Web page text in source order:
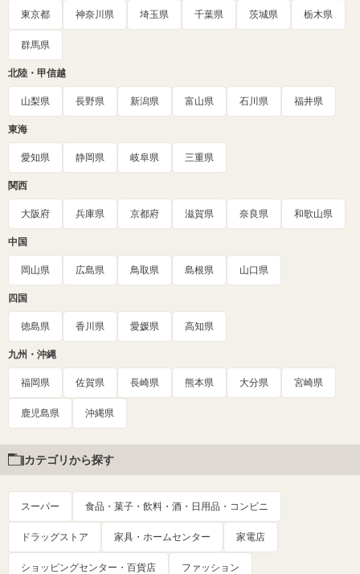
東京都 神奈川県 埼玉県 千葉県 茨城県 栃木県
群馬県
北陸・甲信越
山梨県 長野県 新潟県 富山県 石川県 福井県
東海
愛知県 静岡県 岐阜県 三重県
関西
大阪府 兵庫県 京都府 滋賀県 奈良県 和歌山県
中国
岡山県 広島県 鳥取県 島根県 山口県
四国
徳島県 香川県 愛媛県 高知県
九州・沖縄
福岡県 佐賀県 長崎県 熊本県 大分県 宮崎県
鹿児島県 沖縄県
カテゴリから探す
スーパー 食品・菓子・飲料・酒・日用品・コンビニ
ドラッグストア 家具・ホームセンター 家電店
ショッピングセンター・百貨店 ファッション